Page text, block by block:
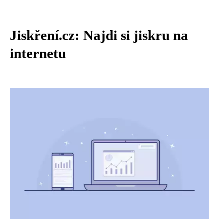
Jiskření.cz: Najdi si jiskru na
internetu